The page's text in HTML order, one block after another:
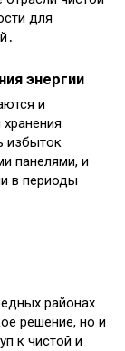
для
энергии
и
избыток
панелями, и
в периоды
районах
решение, но и
к чистой и